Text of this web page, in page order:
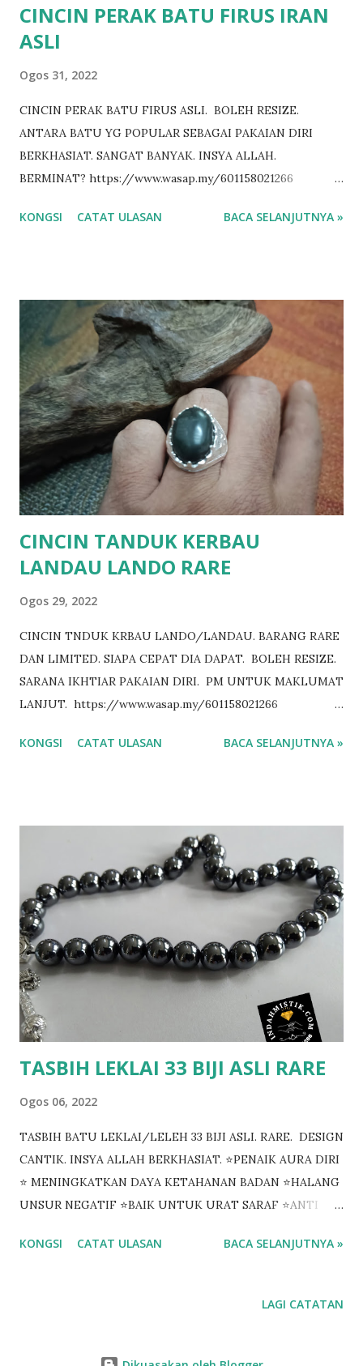
CINCIN PERAK BATU FIRUS IRAN
ASLI
Ogos 31, 2022
CINCIN PERAK BATU FIRUS ASLI. BOLEH RESIZE.
ANTARA BATU YG POPULAR SEBAGAI PAKAIAN DIRI
BERKHASIAT. SANGAT BANYAK. INSYA ALLAH.
BERMINAT? https://www.wasap.my/601158021266
KONGSI CATAT ULASAN BACA SELANJUTNYA »
CINCIN TANDUK KERBAU
LANDAU LANDO RARE
Ogos 29, 2022
CINCIN TNDUK KRBAU LANDO/LANDAU. BARANG RARE
DAN LIMITED. SIAPA CEPAT DIA DAPAT. BOLEH RESIZE.
SARANA IKHTIAR PAKAIAN DIRI. PM UNTUK MAKLUMAT
LANJUT. https://www.wasap.my/601158021266
🌟🌟
KONGSI CATAT ULASAN BACA SELANJUTNYA »
TASBIH LEKLAI 33 BIJI ASLI RARE
Ogos 06, 2022
TASBIH BATU LEKLAI/LELEH 33 BIJI ASLI. RARE. DESIGN
CANTIK. INSYA ALLAH BERKHASIAT. ⭐PENAIK AURA DIRI
⭐ MENINGKATKAN DAYA KETAHANAN BADAN ⭐HALANG
UNSUR NEGATIF ⭐BAIK UNTUK URAT SARAF ⭐ANTI
BERZIKIR. SEMOGA BERMANFAAT. BERMINAT?
KONGSI CATAT ULASAN BACA SELANJUTNYA »
LAGI CATATAN